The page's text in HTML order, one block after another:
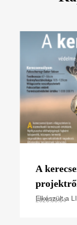
A
poszter)
Elkészült a
2026.08.04